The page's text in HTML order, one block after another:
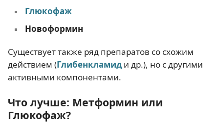
Глюкофаж
Новоформин
Существует также ряд препаратов со схожим
действием (Глибенкламид и др.), но с другими
активными компонентами.
Что лучше: Метформин или
Глюкофаж?